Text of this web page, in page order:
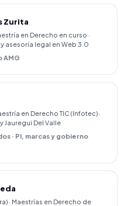
Zurita
en Derecho en curso ·
asesoría legal en Web 3.0
AMG
en Derecho TIC (Infotec) ·
Jauregui Del Valle
· PI, marcas y gobierno
· Maestrías en Derecho de